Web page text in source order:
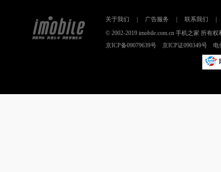
关于我们 广告服务 联系我们
© 2002-2019 imobile.com.cn 手机之家 所有
京ICP备09079639号 京ICP证090349号 电